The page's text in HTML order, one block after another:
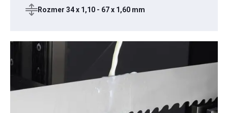
Rozmer 34 x 1,10 - 67 x 1,60 mm